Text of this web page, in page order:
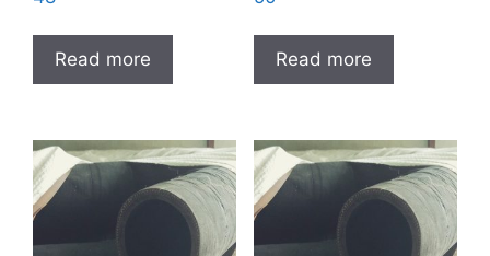
Read more Read more